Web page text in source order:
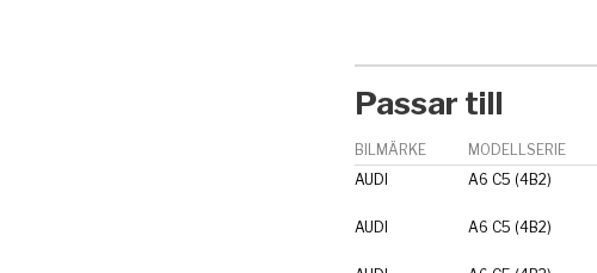
Passar till
BILMÄRKE MODELLSERIE
AUDI
A6 C5 (4B2)
AUDI
A6 C5 (4B2)